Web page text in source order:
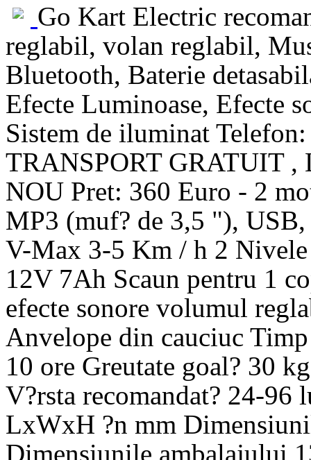
Go Kart Electric
reglabil, volan reglabil,
Bluetooth, Baterie
Efecte Luminoase, Efecte
Sistem de iluminat
TRANSPORT GRATUIT
NOU Pret: 360 Euro - 2
MP3 (muf? de 3,5 "),
V-Max 3-5 Km / h 2
12V 7Ah Scaun pentru 1
efecte sonore volumul
Anvelope din cauciuc
10 ore Greutate goal? 30
V?rsta recomandat? 24-
LxWxH ?n mm
Dimensiunile ambalajului